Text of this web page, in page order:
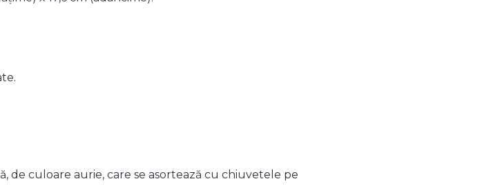
de culoare aurie, care se asortează cu chiuvetele pe